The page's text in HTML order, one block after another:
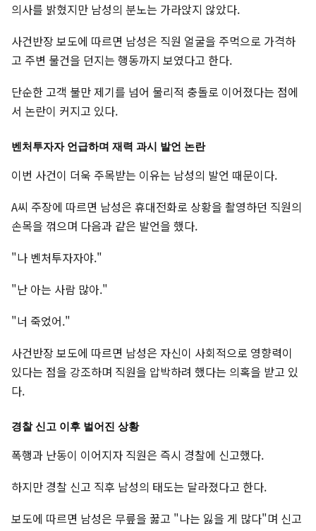
의사를 밝혔지만 남성의 분노는 가라앉지 않았다.
사건반장 보도에 따르면 남성은 직원 얼굴을 주먹으로 가격하
고 주변 물건을 던지는 행동까지 보였다고 한다.
단순한 고객 불만 제기를 넘어 물리적 충돌로 이어졌다는 점에
서 논란이 커지고 있다.
벤처투자자 언급하며 재력 과시 발언 논란
이번 사건이 더욱 주목받는 이유는 남성의 발언 때문이다.
A씨 주장에 따르면 남성은 휴대전화로 상황을 촬영하던 직원의
손목을 꺾으며 다음과 같은 발언을 했다.
"나 벤처투자자야."
"난 아는 사람 많아."
"너 죽었어."
사건반장 보도에 따르면 남성은 자신이 사회적으로 영향력이
있다는 점을 강조하며 직원을 압박하려 했다는 의혹을 받고 있
다.
경찰 신고 이후 벌어진 상황
폭행과 난동이 이어지자 직원은 즉시 경찰에 신고했다.
하지만 경찰 신고 직후 남성의 태도는 달라졌다고 한다.
보도에 따르면 남성은 무릎을 꿇고 "나는 잃을 게 많다"며 신고